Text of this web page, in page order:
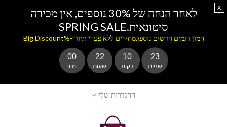
ההגדרות שלי
לאחר הנחה של 30% נוספים, אין מכירה
סיטונאית.SPRING SALE
המון דגמים חדשים נוספו.מחירים ללא פערי תיווך-%Big Discount
00
ימים
22
שעות
10
דקות
23
שניות
x